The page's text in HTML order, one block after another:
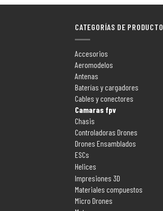
CATEGORÍAS DE PRODUCTO
Accesorios
Aeromodelos
Antenas
Baterías y cargadores
Cables y conectores
Camaras fpv
Chasis
Controladoras Drones
Drones Ensamblados
ESCs
Helices
Impresiones 3D
Materiales compuestos
Micro Drones